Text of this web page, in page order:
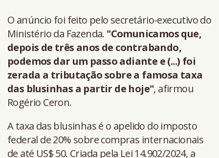
O anúncio foi feito pelo secretário-executivo do
Ministério da Fazenda. "Comunicamos que,
depois de três anos de contrabando,
podemos dar um passo adiante e (...) foi
zerada a tributação sobre a famosa taxa
das blusinhas a partir de hoje", afirmou
Rogério Ceron.
A taxa das blusinhas é o apelido do imposto
federal de 20% sobre compras internacionais
de até US$ 50. Criada pela Lei 14.902/2024, a